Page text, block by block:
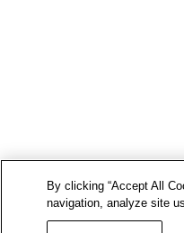
By clicking “Accept All
navigation, analyze site